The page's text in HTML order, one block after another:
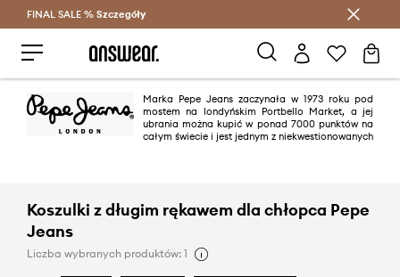
Oszczędzaj z Answear Club >
FINAL SALE % Szczegóły
Marka Pepe Jeans zaczynała w 1973 roku pod
mostem na londyńskim Portbello Market, a jej
ubrania można kupić w ponad 7000 punktów na
całym świecie i jest jednym z niekwestionowanych
Koszulki z długim rękawem dla chłopca Pepe
Jeans
Liczba wybranych produktów: 1